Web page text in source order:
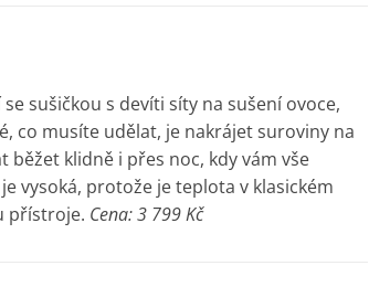
sušičkou s devíti síty na sušení ovoce,
co musíte udělat, je nakrájet suroviny na
běžet klidně i přes noc, kdy vám vše
vysoká, protože je teplota v klasickém
přístroje. Cena: 3 799 Kč